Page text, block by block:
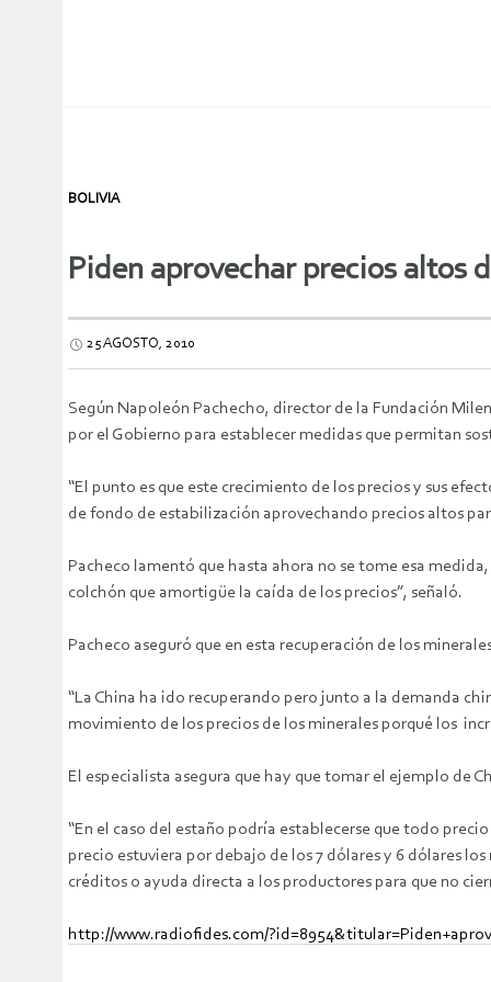
BOLIVIA
Piden aprovechar precios altos
25 AGOSTO, 2010
Según Napoleón Pachecho, director de la Fundación
por el Gobierno para establecer medidas que permitan
“El punto es que este crecimiento de los precios y sus
de fondo de estabilización aprovechando precios altos
Pacheco lamentó que hasta ahora no se tome esa
colchón que amortigüe la caída de los precios”, señaló.
Pacheco aseguró que en esta recuperación de los
“La China ha ido recuperando pero junto a la demanda
movimiento de los precios de los minerales porqué los
El especialista asegura que hay que tomar el ejemplo de
“En el caso del estaño podría establecerse que todo
precio estuviera por debajo de los 7 dólares y 6 dólares
créditos o ayuda directa a los productores para que no
http://www.radiofides.com/